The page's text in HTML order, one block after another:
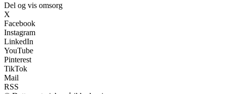
Del og vis omsorg
X
Facebook
Instagram
LinkedIn
YouTube
Pinterest
TikTok
Mail
RSS